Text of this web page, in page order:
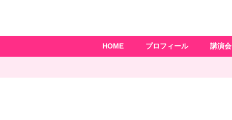
HOME プロフィール 講演会